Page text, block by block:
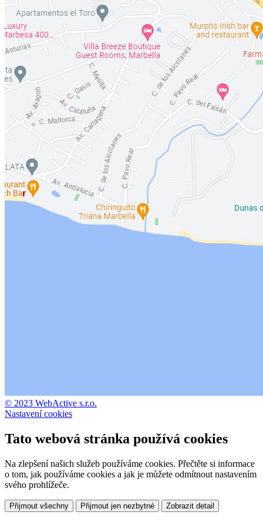
© 2023 WebActive s.r.o.
Nastavení cookies
Tato webová stránka používá cookies
Na zlepšení našich služeb používáme cookies. Přečtěte si informace
o tom, jak používáme cookies a jak je můžete odmítnout nastavením
svého prohlížeče.
Přijmout všechny Přijmout jen nezbytné Zobrazit detail